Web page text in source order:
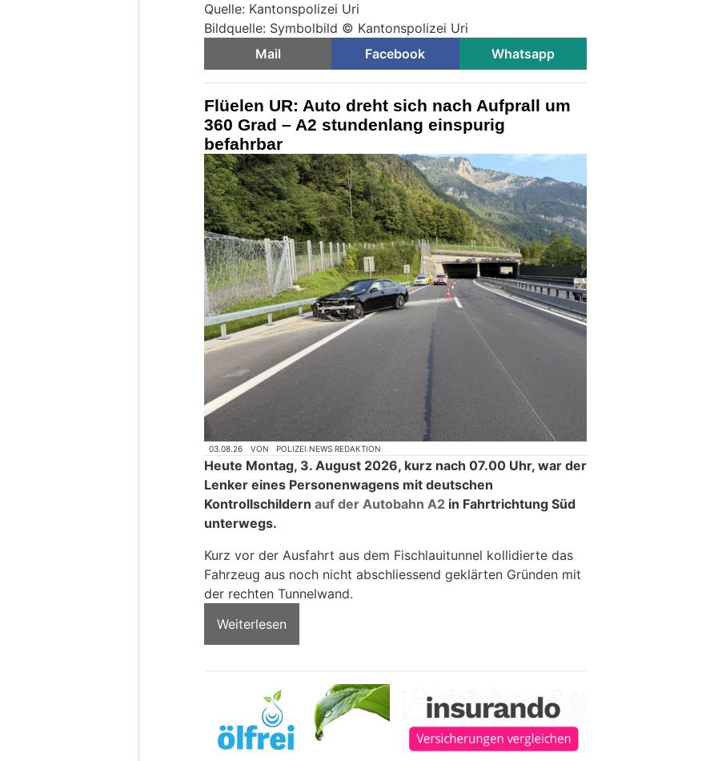
Quelle: Kantonspolizei Uri
Bildquelle: Symbolbild © Kantonspolizei Uri
Mail
Facebook Whatsapp
Flüelen UR: Auto dreht sich nach Aufprall um
360 Grad – A2 stundenlang einspurig
befahrbar
03.08.26 VON POLIZEI.NEWS REDAKTION
Heute Montag, 3. August 2026, kurz nach 07.00 Uhr, war der
Lenker eines Personenwagens mit deutschen
Kontrollschildern auf der Autobahn A2 in Fahrtrichtung Süd
unterwegs.
Kurz vor der Ausfahrt aus dem Fischlauitunnel kollidierte das
Fahrzeug aus noch nicht abschliessend geklärten Gründen mit
der rechten Tunnelwand.
Weiterlesen